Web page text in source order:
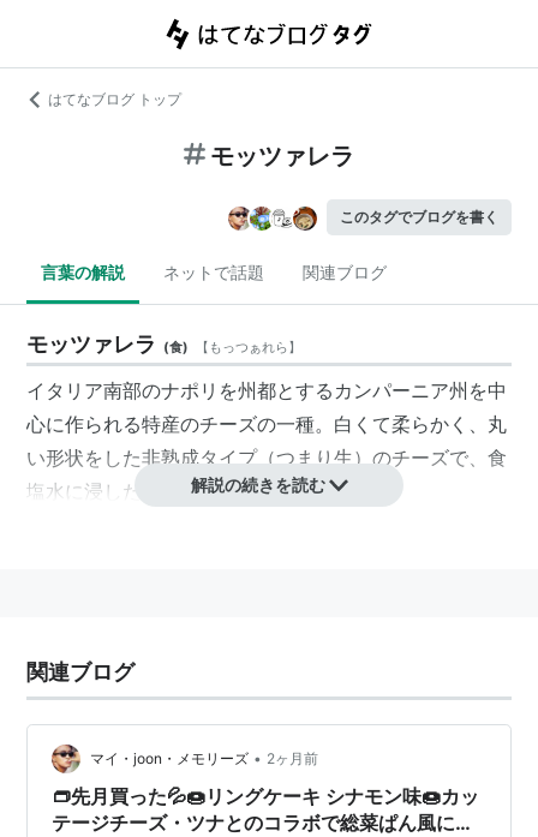
はてなブログ トップ
モッツァレラ
このタグでブログを書く
言葉の解説 ネットで話題 関連ブログ
モッツァレラ (食) 【 もっつぁれら】
イタリア南部のナポリを州都とするカンパーニア州を中
心に作られる特産のチーズの一種。白くて柔らかく、丸
い形状をした非熟成タイプ（つまり生）のチーズで、食
塩水に浸した状態で売られている。
合わせた前菜「カプレーゼ（トマトモッツァレラなどの
呼び方も）」は、日本でもポピュラーになってきてい
る。
解説の続きを読む
関連ブログ
マイ・joon・メモリーズ • 2ヶ月前
👝先月買った💦🍩リングケーキ シナモン味🍩カッ
テージチーズ・ツナとのコラボで総菜ぱん風にし